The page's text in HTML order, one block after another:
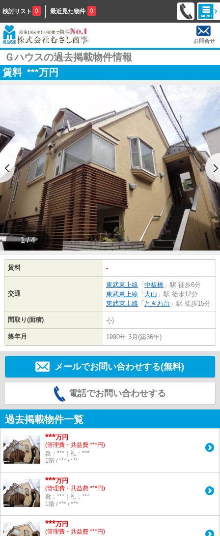
検討リスト 0 最近見た物件 0
お問合せ
Ｇハウスの過去掲載物件情報
賃料 ***万円
1 / 4
賃料 -
交通
東武東上線 「 中板橋 」駅 徒歩6分
東武東上線 「 大山 」駅 徒歩12分
東武東上線 「 ときわ台 」駅 徒歩15分
間取り(面積) -(-)
築年月 1990年 3月(築36年)
メールでお問い合わせする(無料)
電話でお問い合わせする
過去掲載物件一覧
***万円
(管理費・共益費 ***円)
敷：***｜礼：***
1階 / *** / ***
***万円
(管理費・共益費 ***円)
敷：***｜礼：***
1階 / *** / ***
***万円
(管理費・共益費 ***円)